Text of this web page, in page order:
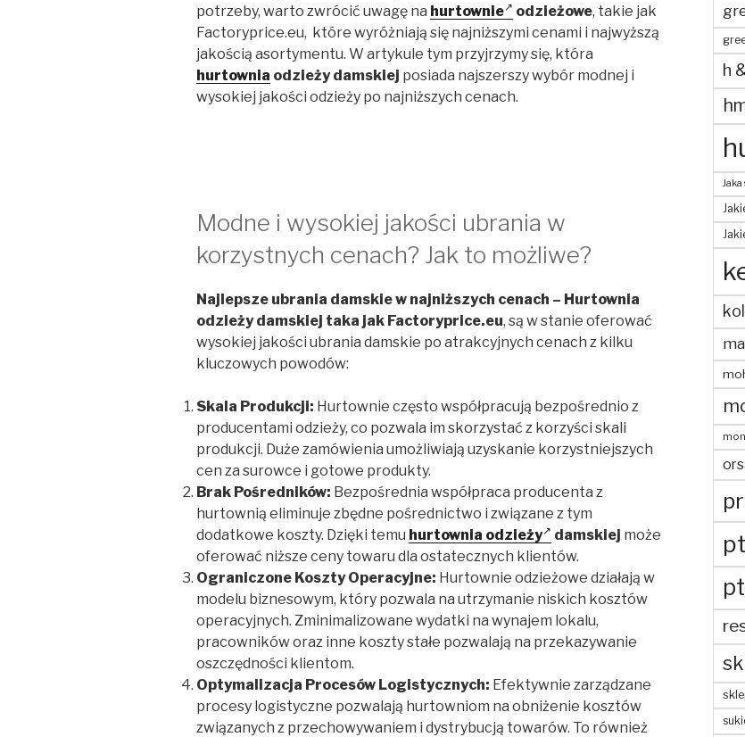
potrzeby, warto zwrócić uwagę na hurtownie odzieżowe, takie jak
Factoryprice.eu, które wyróżniają się najniższymi cenami i najwyższą
jakością asortymentu. W artykule tym przyjrzymy się, która
hurtownia odzieży damskiej posiada najszerszy wybór modnej i
wysokiej jakości odzieży po najniższych cenach.
Modne i wysokiej jakości ubrania w
korzystnych cenach? Jak to możliwe?
Najlepsze ubrania damskie w najniższych cenach – Hurtownia
odzieży damskiej taka jak Factoryprice.eu, są w stanie oferować
wysokiej jakości ubrania damskie po atrakcyjnych cenach z kilku
kluczowych powodów:
Skala Produkcji: Hurtownie często współpracują bezpośrednio z
producentami odzieży, co pozwala im skorzystać z korzyści skali
produkcji. Duże zamówienia umożliwiają uzyskanie korzystniejszych
cen za surowce i gotowe produkty.
Brak Pośredników: Bezpośrednia współpraca producenta z
hurtownią eliminuje zbędne pośrednictwo i związane z tym
dodatkowe koszty. Dzięki temu hurtownia odzieży damskiej może
oferować niższe ceny towaru dla ostatecznych klientów.
Ograniczone Koszty Operacyjne: Hurtownie odzieżowe działają w
modelu biznesowym, który pozwala na utrzymanie niskich kosztów
operacyjnych. Zminimalizowane wydatki na wynajem lokalu,
pracowników oraz inne koszty stałe pozwalają na przekazywanie
oszczędności klientom.
Optymalizacja Procesów Logistycznych: Efektywnie zarządzane
procesy logistyczne pozwalają hurtowniom na obniżenie kosztów
związanych z przechowywaniem i dystrybucją towarów. To również
h
Jaka